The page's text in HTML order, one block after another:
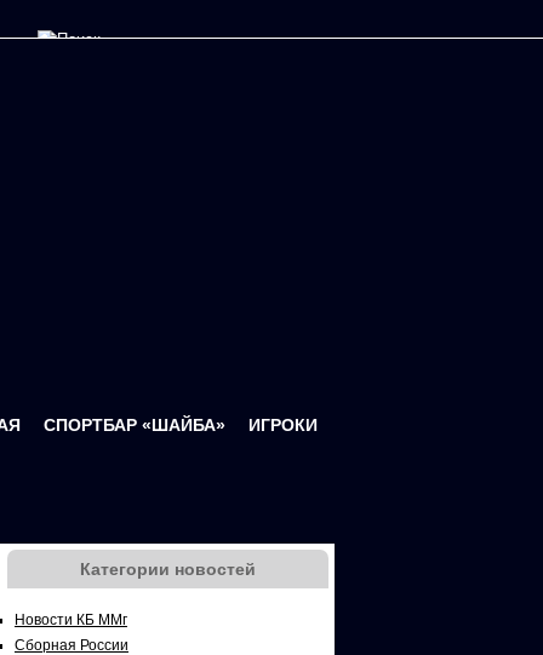
СПОРТБАР «ШАЙБА» ИГРОКИ
Категории новостей
Новости КБ ММг
Сборная России